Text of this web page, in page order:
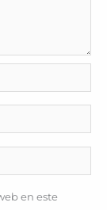
en este